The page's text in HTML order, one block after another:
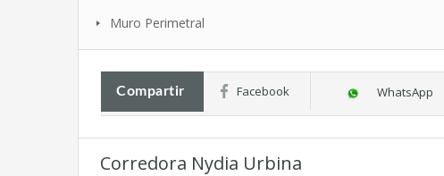
Muro Perimetral
Compartir Facebook WhatsApp
Corredora Nydia Urbina